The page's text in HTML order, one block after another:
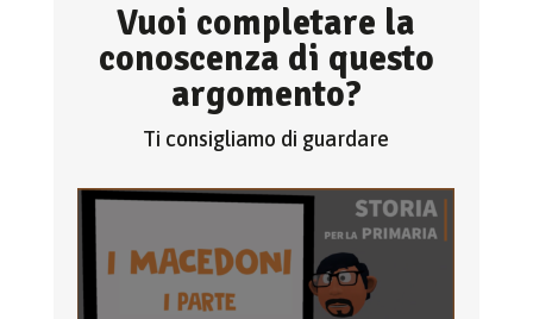
Vuoi completare la
conoscenza di questo
argomento?
Ti consigliamo di guardare